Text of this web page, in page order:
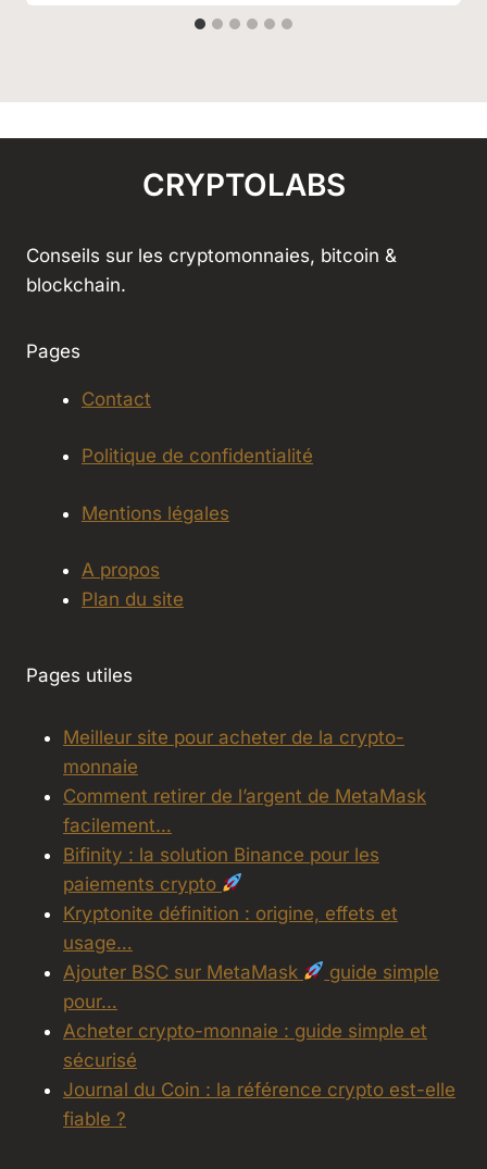
CRYPTOLABS
Conseils sur les cryptomonnaies, bitcoin &
blockchain.
Pages
Contact
Politique de confidentialité
Mentions légales
A propos
Plan du site
Pages utiles
Meilleur site pour acheter de la crypto-
monnaie
Comment retirer de l’argent de MetaMask
facilement…
Bifinity : la solution Binance pour les
paiements crypto
Kryptonite définition : origine, effets et
usage…
Ajouter BSC sur MetaMask
guide simple
pour…
Acheter crypto-monnaie : guide simple et
sécurisé
Journal du Coin : la référence crypto est-elle
fiable ?